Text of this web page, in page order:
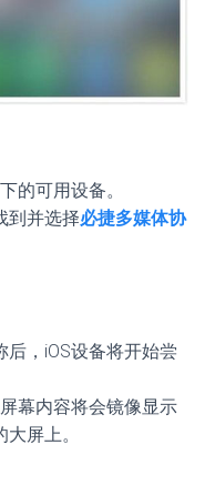
的可用设备。
到并选择必捷多媒体协
后，iOS设备将开始尝
幕内容将会镜像显示
大屏上。